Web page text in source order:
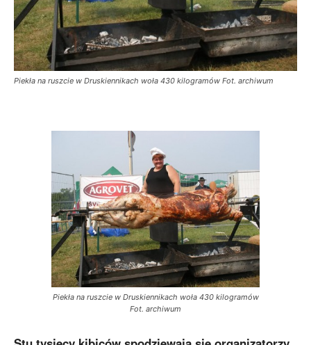
Piekła na ruszcie w Druskiennikach woła 430 kilogramów Fot. archiwum
Piekła na ruszcie w Druskiennikach woła 430 kilogramów
Fot. archiwum